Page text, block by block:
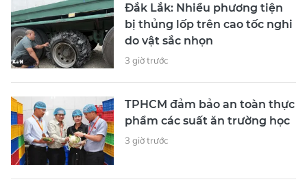
Đắk Lắk: Nhiều phương tiện
bị thủng lốp trên cao tốc nghi
do vật sắc nhọn
3 giờ trước
TPHCM đảm bảo an toàn thực
phẩm các suất ăn trường học
3 giờ trước